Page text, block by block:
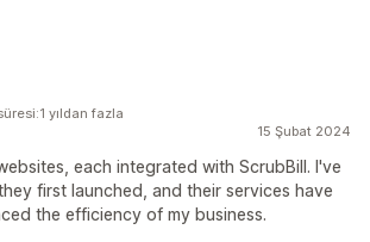
15 Şubat 2024
each integrated with ScrubBill. I've
first launched, and their services have
the efficiency of my business.
yıldan fazla